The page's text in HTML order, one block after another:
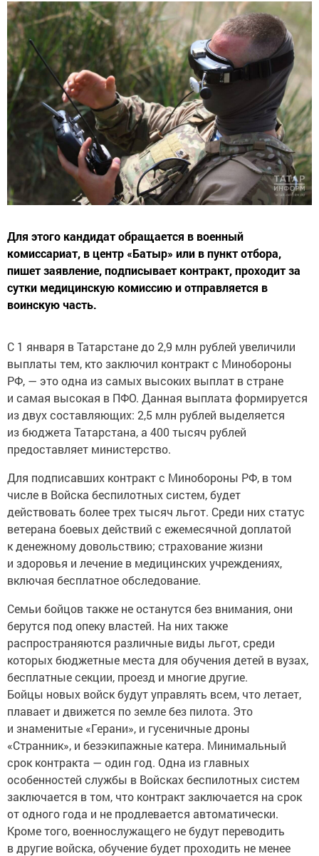
Для этого кандидат обращается в военный
комиссариат, в центр «Батыр» или в пункт отбора,
пишет заявление, подписывает контракт, проходит за
сутки медицинскую комиссию и отправляется в
воинскую часть.
С 1 января в Татарстане до 2,9 млн рублей увеличили
выплаты тем, кто заключил контракт с Минобороны
РФ, — это одна из самых высоких выплат в стране
и самая высокая в ПФО. Данная выплата формируется
из двух составляющих: 2,5 млн рублей выделяется
из бюджета Татарстана, а 400 тысяч рублей
предоставляет министерство.
Для подписавших контракт с Минобороны РФ, в том
числе в Войска беспилотных систем, будет
действовать более трех тысяч льгот. Среди них статус
ветерана боевых действий с ежемесячной доплатой
к денежному довольствию; страхование жизни
и здоровья и лечение в медицинских учреждениях,
включая бесплатное обследование.
Семьи бойцов также не останутся без внимания, они
берутся под опеку властей. На них также
распространяются различные виды льгот, среди
которых бюджетные места для обучения детей в вузах,
бесплатные секции, проезд и многие другие.
Бойцы новых войск будут управлять всем, что летает,
плавает и движется по земле без пилота. Это
и знаменитые «Герани», и гусеничные дроны
«Странник», и безэкипажные катера. Минимальный
срок контракта — один год. Одна из главных
особенностей службы в Войсках беспилотных систем
заключается в том, что контракт заключается на срок
от одного года и не продлевается автоматически.
Кроме того, военнослужащего не будут переводить
в другие войска, обучение будет проходить не менее